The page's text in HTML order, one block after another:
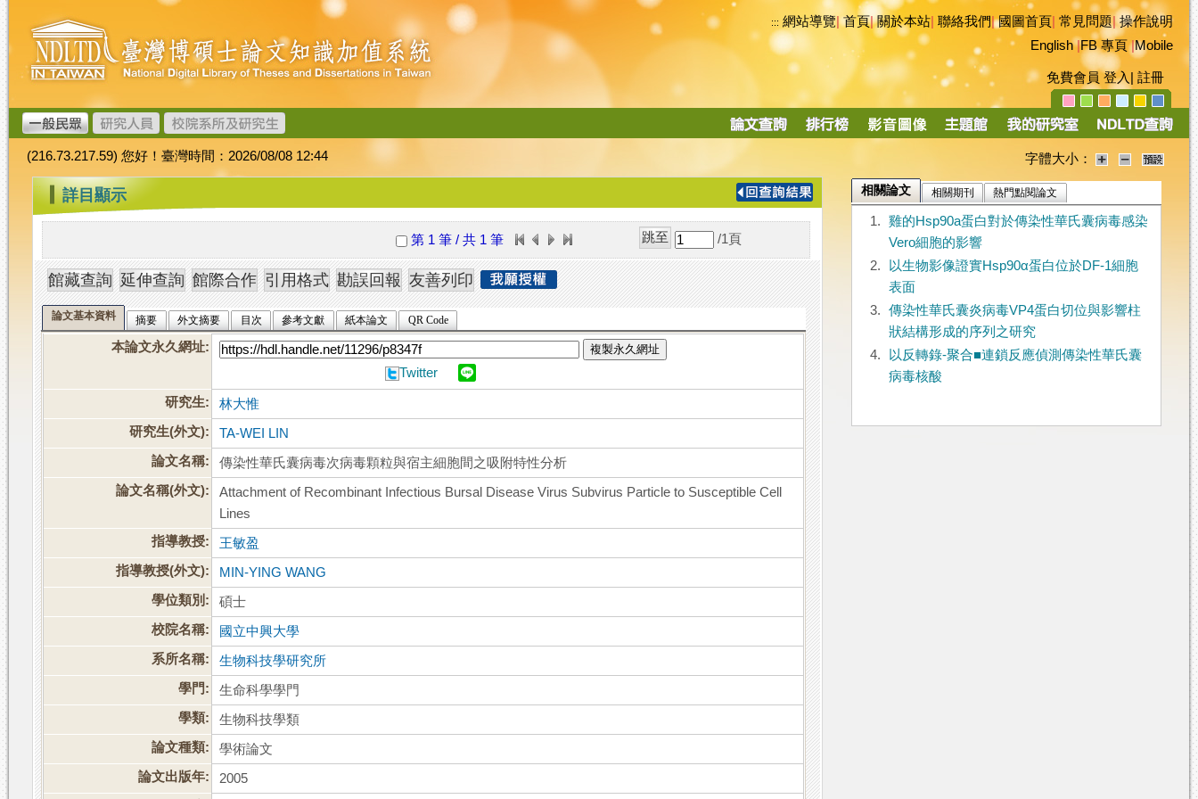
跳
到
主
要
內
容
臺
灣
博
碩
士
論
文
加
值
系
統
::: 網站導覽|首頁|關於本站 聯絡我們|國圖首頁 常見問題|操作說明
English|FB 專頁|Mobile
免費會員 登入 註冊
導
(216.73.217.59) 您好！臺灣時間：2026/08/08 12:44 字體大小：
::: 詳目顯示
第 1 筆 / 共 1 筆 /1 頁
論文基本資料 摘要 外文摘要 目次 參考文獻 紙本論文 QR Code
本論文永久網址: 複製永久網址
Twitter
研究生:
林大惟
研究生(外文):
TA-WEI LIN
論文名稱:
傳染性華氏囊病毒次病毒顆粒與宿主細胞間之吸附特性分析
論文名稱(外文):
Attachment of Recombinant Infectious Bursal Disease Virus Subvirus Particle to Susceptible Cell
Lines
指導教授:
王敏盈
指導教授(外文):
MIN-YING WANG
學位類別:
碩士
校院名稱:
國立中興大學
系所名稱:
生物科技學研究所
學門:
生命科學學門
學類:
生物科技學類
論文種類:
學術論文
論文出版年:
2005
相關論文 相關期刊 熱門點閱論文
1.
雞的Hsp90a蛋白對於傳染性華氏囊病毒感染
Vero細胞的影響
2.
以生物影像證實Hsp90α蛋白位於DF-1細胞
表面
3.
傳染性華氏囊炎病毒VP4蛋白切位與影響柱
狀結構形成的序列之研究
4.
以反轉錄-聚合■連鎖反應偵測傳染性華氏囊
病毒核酸